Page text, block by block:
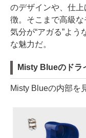
のデザインや、仕
徴。そこまで高級
気分が“アガる”よう
な魅力だ。
Misty Blueのドラ
Misty Blueの内部を